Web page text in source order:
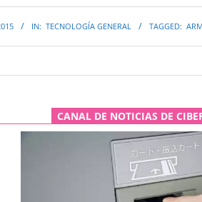
IN: TECNOLOGÍA GENERAL TAGGED: ARM
CANAL DE NOTICIAS DE